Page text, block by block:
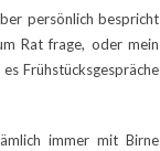
persönlich bespricht
Rat frage, oder mein
Frühstücksgespräche
immer mit Birne